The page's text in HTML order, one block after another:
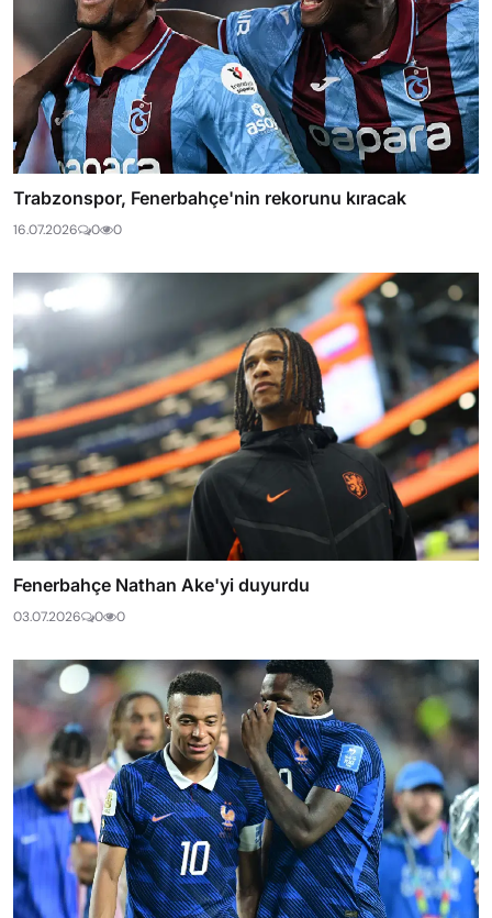
Trabzonspor, Fenerbahçe'nin rekorunu kıracak
16.07.2026 0 0
Fenerbahçe Nathan Ake'yi duyurdu
03.07.2026 0 0